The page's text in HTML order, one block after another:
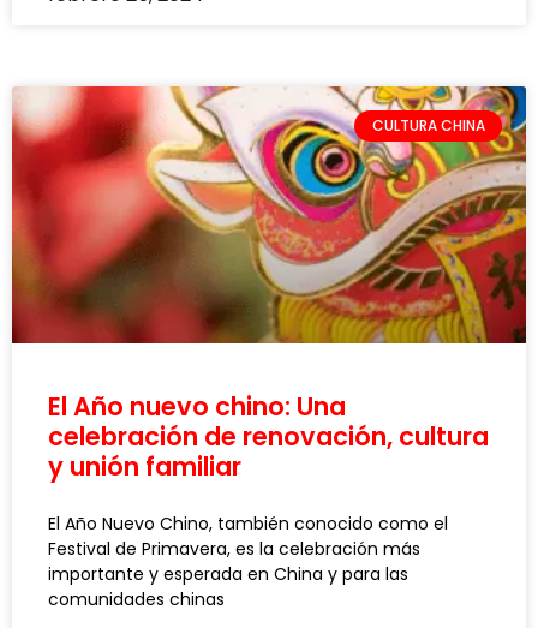
CULTURA CHINA
El Año nuevo chino: Una
celebración de renovación, cultura
y unión familiar
El Año Nuevo Chino, también conocido como el
Festival de Primavera, es la celebración más
importante y esperada en China y para las
comunidades chinas